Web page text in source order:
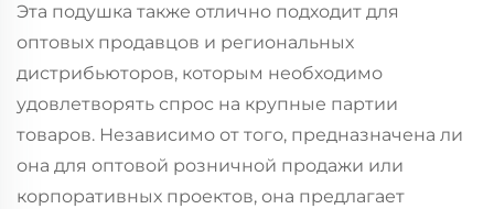
Эта подушка также отлично подходит для
оптовых продавцов и региональных
дистрибьюторов, которым необходимо
удовлетворять спрос на крупные партии
товаров. Независимо от того, предназначена ли
она для оптовой розничной продажи или
корпоративных проектов, она предлагает